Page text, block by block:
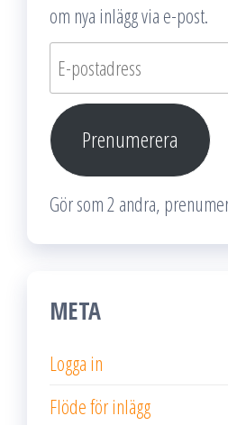
om nya inlägg via e-post.
E-
postadress
Prenumerera
Gör som 2 andra,
META
Logga in
Flöde för inlägg